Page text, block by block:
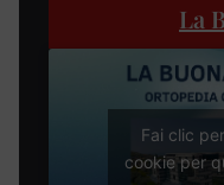
La
Fai clic
cookie per